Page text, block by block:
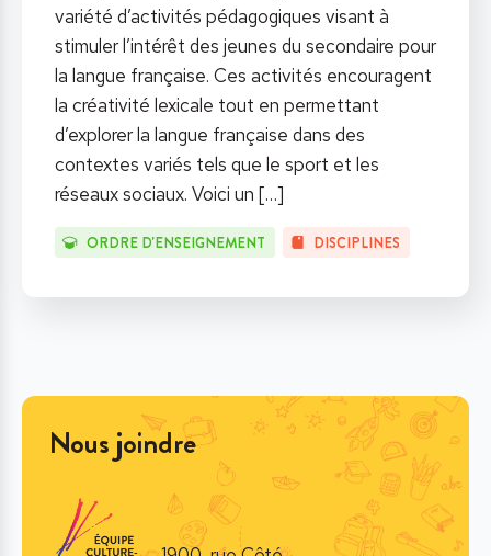
variété d’activités pédagogiques visant à
stimuler l’intérêt des jeunes du secondaire pour
la langue française. Ces activités encouragent
la créativité lexicale tout en permettant
d’explorer la langue française dans des
contextes variés tels que le sport et les
réseaux sociaux. Voici un […]
ORDRE D'ENSEIGNEMENT DISCIPLINES
Nous joindre